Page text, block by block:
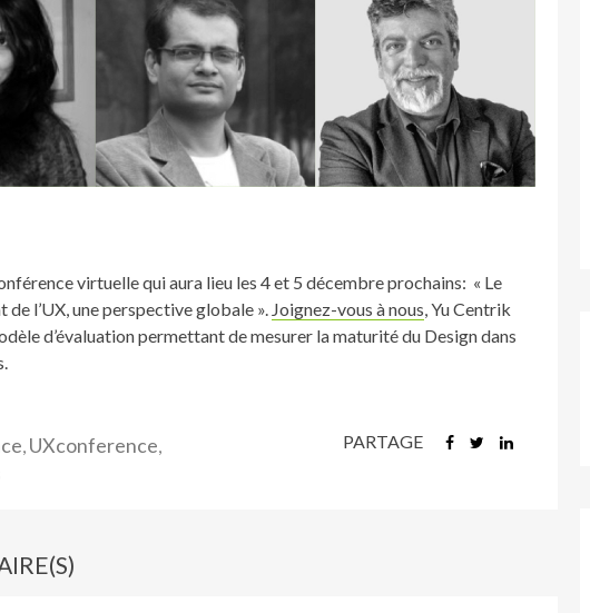
virtuelle qui aura lieu les 4 et 5 décembre prochains: « Le
de l’UX, une perspective globale ». Joignez-vous à nous, Yu Centrik
d’évaluation permettant de mesurer la maturité du Design dans
, UXconference, PARTAGE